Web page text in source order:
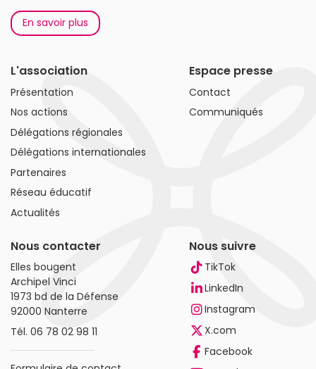
En savoir plus
L'association
Présentation
Nos actions
Délégations régionales
Délégations internationales
Partenaires
Réseau éducatif
Actualités
Espace presse
Contact
Communiqués
Nous contacter
Elles bougent
Archipel Vinci
1973 bd de la Défense
92000 Nanterre
Tél. 06 78 02 98 11
Nous suivre
TikTok
LinkedIn
Instagram
X.com
Facebook